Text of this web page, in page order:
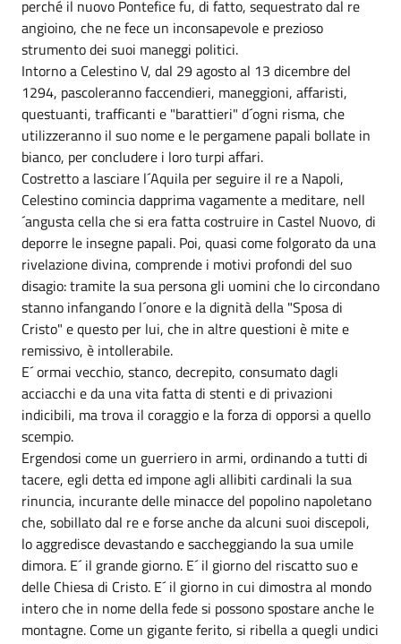
perché il nuovo Pontefice fu, di fatto, sequestrato dal re
angioino, che ne fece un inconsapevole e prezioso
strumento dei suoi maneggi politici.
Intorno a Celestino V, dal 29 agosto al 13 dicembre del
1294, pascoleranno faccendieri, maneggioni, affaristi,
questuanti, trafficanti e "barattieri" d´ogni risma, che
utilizzeranno il suo nome e le pergamene papali bollate in
bianco, per concludere i loro turpi affari.
Costretto a lasciare l´Aquila per seguire il re a Napoli,
Celestino comincia dapprima vagamente a meditare, nell
´angusta cella che si era fatta costruire in Castel Nuovo, di
deporre le insegne papali. Poi, quasi come folgorato da una
rivelazione divina, comprende i motivi profondi del suo
disagio: tramite la sua persona gli uomini che lo circondano
stanno infangando l´onore e la dignità della "Sposa di
Cristo" e questo per lui, che in altre questioni è mite e
remissivo, è intollerabile.
E´ ormai vecchio, stanco, decrepito, consumato dagli
acciacchi e da una vita fatta di stenti e di privazioni
indicibili, ma trova il coraggio e la forza di opporsi a quello
scempio.
Ergendosi come un guerriero in armi, ordinando a tutti di
tacere, egli detta ed impone agli allibiti cardinali la sua
rinuncia, incurante delle minacce del popolino napoletano
che, sobillato dal re e forse anche da alcuni suoi discepoli,
lo aggredisce devastando e saccheggiando la sua umile
dimora. E´ il grande giorno. E´ il giorno del riscatto suo e
delle Chiesa di Cristo. E´ il giorno in cui dimostra al mondo
intero che in nome della fede si possono spostare anche le
montagne. Come un gigante ferito, si ribella a quegli undici